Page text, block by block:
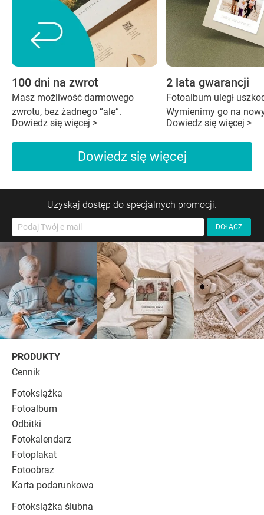
100 dni na zwrot
Masz możliwość darmowego
zwrotu, bez żadnego “ale”.
Dowiedz się więcej >
2 lata gwarancji
Fotoalbum uległ
Wymienimy go na
Dowiedz się więcej >
Dowiedz się więcej
Uzyskaj dostęp do specjalnych promocji.
PRODUKTY
Cennik
Fotoksiążka
Fotoalbum
Odbitki
Fotokalendarz
Fotoplakat
Fotoobraz
Karta podarunkowa
Fotoksiążka ślubna